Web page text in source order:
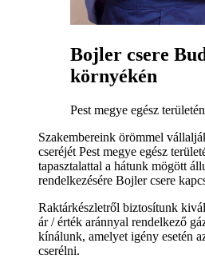
Bojler csere
környékén
Pest megye egész
Szakembereink örömmel
cseréjét Pest megye egész
tapasztalattal a hátunk mögött
rendelkezésére Bojler csere
Raktárkészletről biztosítunk
ár / érték aránnyal rendelkező
kínálunk, amelyet igény esetén
cserélni.